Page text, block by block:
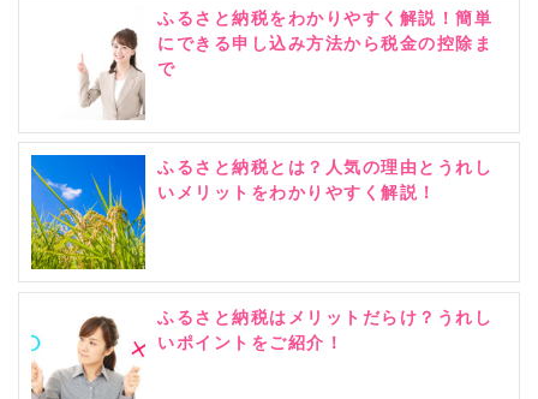
ふるさと納税をわかりやすく解説！簡単
にできる申し込み方法から税金の控除ま
で
ふるさと納税とは？人気の理由とうれし
いメリットをわかりやすく解説！
ふるさと納税はメリットだらけ？うれし
いポイントをご紹介！